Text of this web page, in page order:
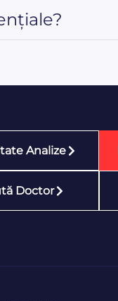
Analize
Doctor